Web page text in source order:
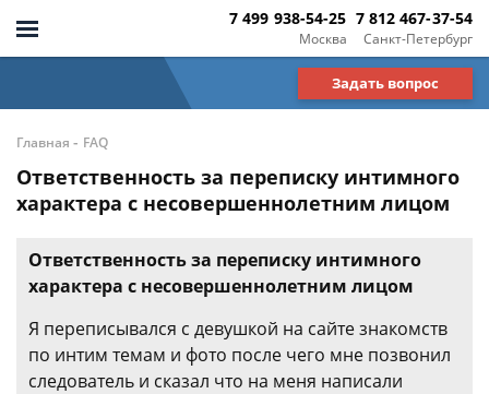
Москва
7 499 938-54-25
Санкт-Петербург
7 812 467-37-54
Задать вопрос
Главная - FAQ
Ответственность за переписку интимного
характера с несовершеннолетним лицом
Ответственность за переписку интимного
характера с несовершеннолетним лицом
Я переписывался с девушкой на сайте знакомств
по интим темам и фото после чего мне позвонил
следователь и сказал что на меня написали